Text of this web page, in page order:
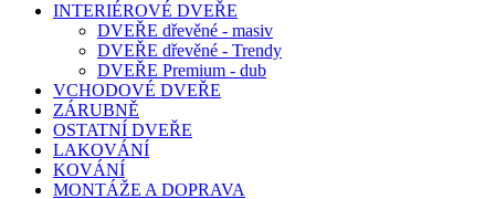
INTERIÉROVÉ DVEŘE
DVEŘE dřevěné - masiv
DVEŘE dřevěné - Trendy
DVEŘE Premium - dub
VCHODOVÉ DVEŘE
ZÁRUBNĚ
OSTATNÍ DVEŘE
LAKOVÁNÍ
KOVÁNÍ
MONTÁŽE A DOPRAVA